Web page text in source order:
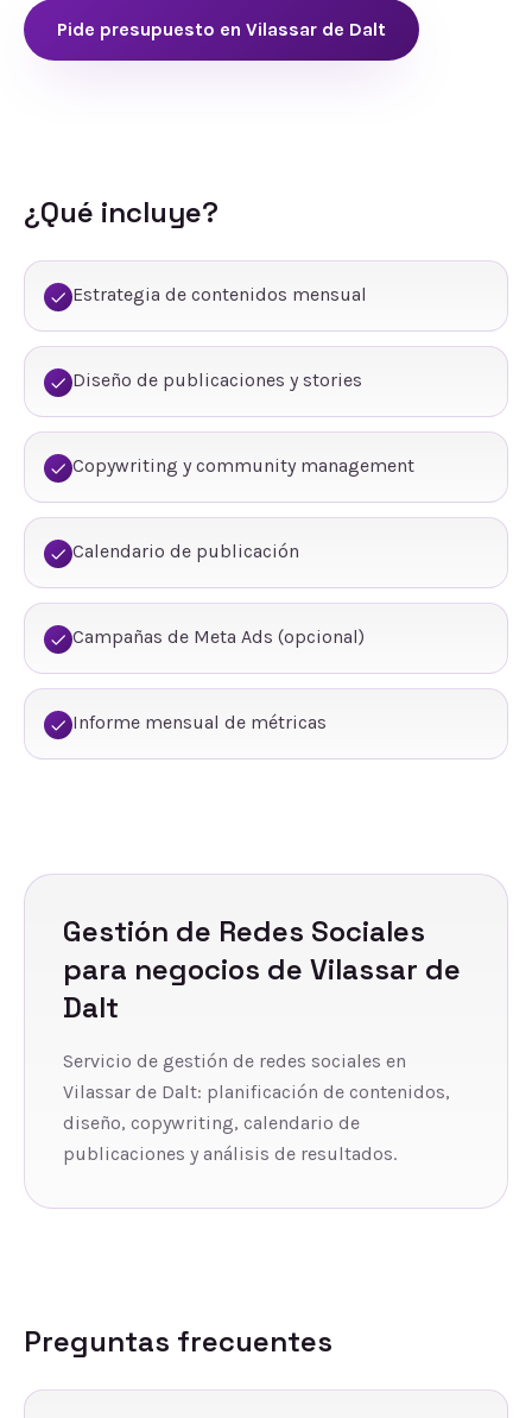
Pide presupuesto en Vilassar de Dalt
¿Qué incluye?
Estrategia de contenidos mensual
Diseño de publicaciones y stories
Copywriting y community management
Calendario de publicación
Campañas de Meta Ads (opcional)
Informe mensual de métricas
Gestión de Redes Sociales
para negocios de Vilassar de
Dalt
Servicio de gestión de redes sociales en
Vilassar de Dalt: planificación de contenidos,
diseño, copywriting, calendario de
publicaciones y análisis de resultados.
Preguntas frecuentes